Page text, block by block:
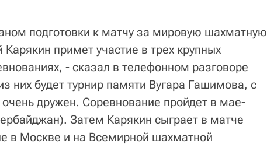
подготовки к матчу за мировую шахматную
примет участие в трех крупных
- сказал в телефонном разговоре
них будет турнир памяти Вугара Гашимова, с
дружен. Соревнование пройдет в мае-
Затем Карякин сыграет в матче
в Москве и на Всемирной шахматной